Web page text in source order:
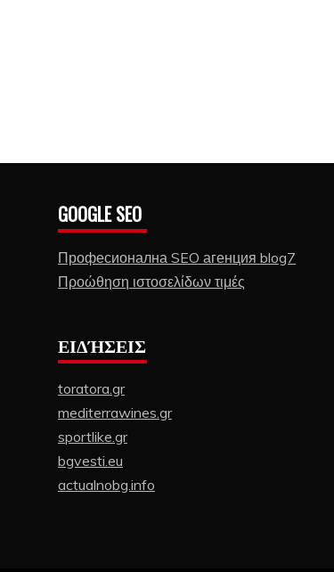
GOOGLE SEO
Професионална SEO агенция blog7
Προώθηση ιστοσελίδων τιμές
ΕΙΔΉΣΕΙΣ
toratora.gr
mediterrawines.gr
sportlike.gr
bgvesti.eu
actualnobg.info